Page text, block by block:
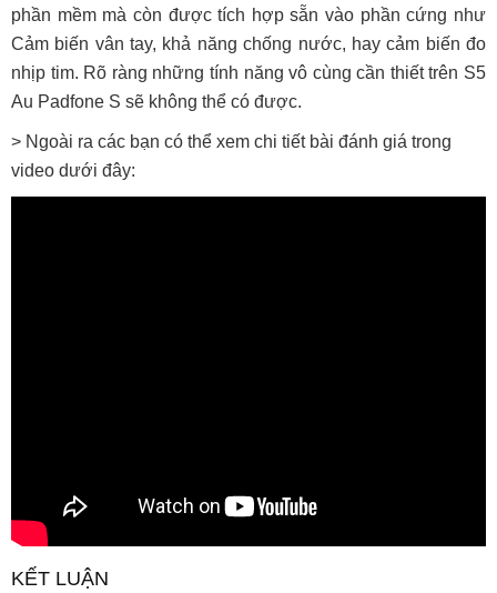
phần mềm mà còn được tích hợp sẵn vào phần cứng như
Cảm biến vân tay, khả năng chống nước, hay cảm biến đo
nhịp tim. Rõ ràng những tính năng vô cùng cần thiết trên S5
Au Padfone S sẽ không thể có được.
> Ngoài ra các bạn có thể xem chi tiết bài đánh giá trong
video dưới đây:
KẾT LUẬN